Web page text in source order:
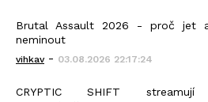
Brutal Assault 2026 - proč jet
neminout
vihkav- 03.08.2026 22:17:24
CRYPTIC SHIFT streamují